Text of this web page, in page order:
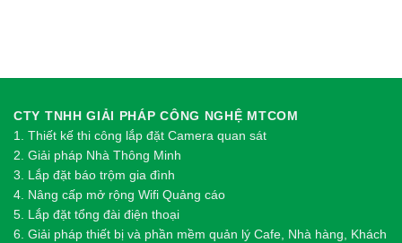
CTY TNHH GIẢI PHÁP CÔNG NGHỆ MTCOM
1. Thiết kế thi công lắp đặt Camera quan sát
2. Giải pháp Nhà Thông Minh
3. Lắp đặt báo trộm gia đình
4. Nâng cấp mở rộng Wifi Quảng cáo
5. Lắp đặt tổng đài điện thoại
6. Giải pháp thiết bị và phần mềm quản lý Cafe, Nhà hàng, Khách